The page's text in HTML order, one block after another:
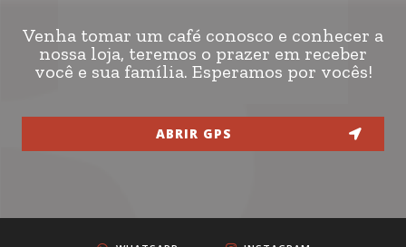
Venha tomar um café conosco e conhecer a
nossa loja, teremos o prazer em receber
você e sua família. Esperamos por vocês!
ABRIR GPS